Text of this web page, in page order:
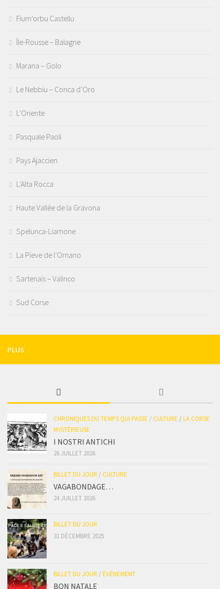
Fium’orbu Castellu
Île-Rousse – Balagne
Marana – Golo
Le Nebbiu – Conca d’Oro
L’Oriente
Pasquale Paoli
Pays Ajaccien
L’Alta Rocca
Haute Vallée de la Gravona
Spelunca-Liamone
La Pieve de l’Ornano
Sartenais – Valinco
Sud Corse
PLUS
CHRONIQUES DU TEMPS QUI PASSE / CULTURE / LA CORSE
MYSTÉRIEUSE
I NOSTRI ANTICHI
26 JUILLET 2026
BILLET DU JOUR / CULTURE
VAGABONDAGE…
24 JUILLET 2026
BILLET DU JOUR
31 DÉCEMBRE 2025
BILLET DU JOUR / ÉVÈNEMENT
BON NATALE